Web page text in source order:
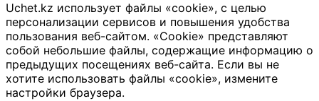
Uchet.kz использует файлы «cookie», с целью
персонализации сервисов и повышения удобства
пользования веб-сайтом. «Cookie» представляют
собой небольшие файлы, содержащие информацию о
предыдущих посещениях веб-сайта. Если вы не
хотите использовать файлы «cookie», измените
настройки браузера.